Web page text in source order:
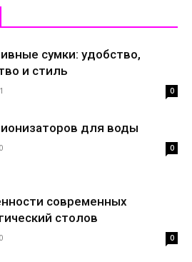
сумки: удобство,
и стиль
0
для воды
0
современных
столов
0